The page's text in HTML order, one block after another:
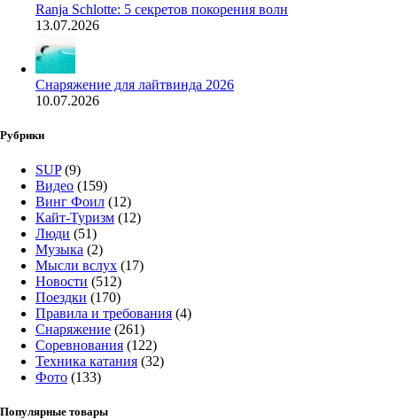
Ranja Schlotte: 5 секретов покорения волн
13.07.2026
Снаряжение для лайтвинда 2026
10.07.2026
Рубрики
SUP(9)
Видео (159)
Винг Фоил (12)
Кайт-Туризм (12)
Люди (51)
Музыка (2)
Мысли вслух (17)
Новости (512)
Поездки (170)
Правила и требования (4)
Снаряжение (261)
Соревнования (122)
Техника катания (32)
Фото (133)
Популярные товары